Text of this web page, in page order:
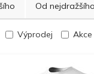
Od nejdražšího
Výprodej Akce